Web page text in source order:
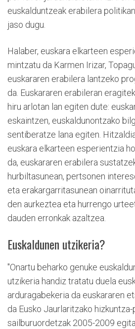
euskalduntzeak erabilera
jaso dugu.
Halaber, euskara elkarteen
mintzatu da Karmen Irizar,
euskararen erabilera lantzeko
da. Euskararen erabileran
hiru arlotan lan egiten dute:
eskaintzen, euskaldunontzako
sentiberatze lana egiten.
euskara elkarteen esperientzia
da, euskararen erabilera
hurbiltasunean, pertsonen
eta erakargarritasunean
den aurkeztea eta hurrengo
dauden erronkak azaltzea.
Euskaldunen utzikeria?
"Onartu beharko genuke
utzikeria handiz tratatu duela
arduragabekeria da euskararen
da Eusko Jaurlaritzako
sailburuordetzak 2005-2009